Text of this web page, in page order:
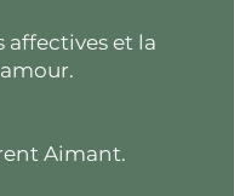
affectives et la
Aimant.